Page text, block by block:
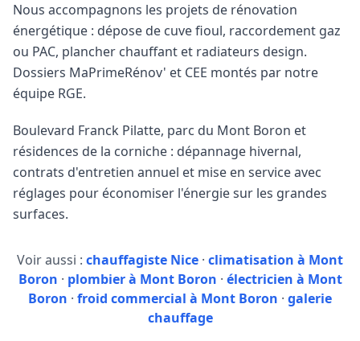
Nous accompagnons les projets de rénovation
énergétique : dépose de cuve fioul, raccordement gaz
ou PAC, plancher chauffant et radiateurs design.
Dossiers MaPrimeRénov' et CEE montés par notre
équipe RGE.
Boulevard Franck Pilatte, parc du Mont Boron et
résidences de la corniche : dépannage hivernal,
contrats d'entretien annuel et mise en service avec
réglages pour économiser l'énergie sur les grandes
surfaces.
Voir aussi : chauffagiste Nice · climatisation à Mont
Boron · plombier à Mont Boron · électricien à Mont
Boron · froid commercial à Mont Boron · galerie
chauffage